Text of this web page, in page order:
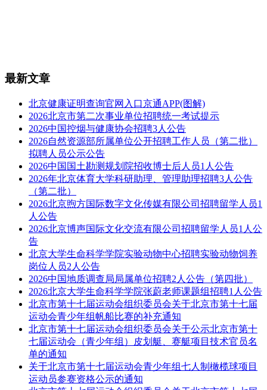
最新文章
北京健康证明查询官网入口京通APP(图解)
2026北京市第二次事业单位招聘统一考试提示
2026中国控烟与健康协会招聘3人公告
2026自然资源部所属单位公开招聘工作人员（第二批）
拟聘人员公示公告
2026中国国土勘测规划院招收博士后人员1人公告
2026年北京体育大学科研助理、管理助理招聘3人公告
（第二批）
2026北京煦方国际数字文化传媒有限公司招聘留学人员1
人公告
2026北京博声国际文化交流有限公司招聘留学人员1人公
告
北京大学生命科学学院实验动物中心招聘实验动物饲养
岗位人员2人公告
2026中国地质调查局局属单位招聘2人公告（第四批）
2026北京大学生命科学学院张蔚老师课题组招聘1人公告
北京市第十七届运动会组织委员会关于北京市第十七届
运动会青少年组帆船比赛的补充通知
北京市第十七届运动会组织委员会关于公示北京市第十
七届运动会（青少年组）皮划艇、赛艇项目技术官员名
单的通知
关于北京市第十七届运动会青少年组七人制橄榄球项目
运动员参赛资格公示的通知